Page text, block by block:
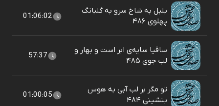
بلبل به شاخ سرو به گلبانگ
پهلوی ۴۸۶
01:06:02
ساقیا سایه‌ی ابر است و بهار و
لب جوی ۴۸۵
57:37
تو مگر بر لب آبی به هوس
بنشينی ۴۸۴
01:00:05